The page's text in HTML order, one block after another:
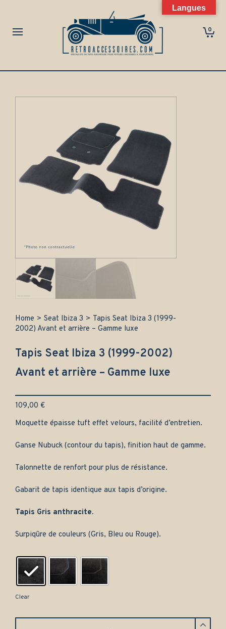
0
Home > Seat Ibiza 3 > Tapis Seat Ibiza 3 (1999-
2002) Avant et arrière – Gamme luxe
Tapis Seat Ibiza 3 (1999-2002)
Avant et arrière – Gamme luxe
109,00 €
Moquette épaisse tuft effet velours, facilité d’entretien.
Ganse Nubuck (contour du tapis), finition haut de gamme.
Talonnette de renfort pour plus de résistance.
Gabarit de tapis identique aux tapis d’origine.
Tapis Gris anthracite.
Surpiqûre de couleurs (Gris, Bleu ou Rouge).
Clear
Langues